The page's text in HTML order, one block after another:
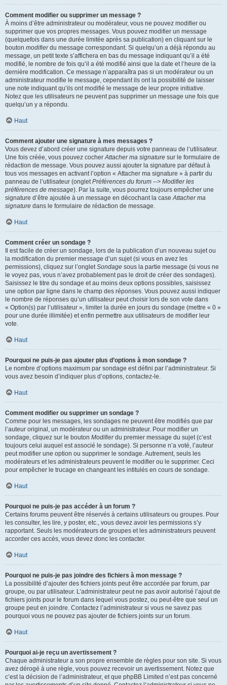
Comment modifier ou supprimer un message ?
À moins d’être administrateur ou modérateur, vous ne pouvez modifier ou
supprimer que vos propres messages. Vous pouvez modifier un message
(quelquefois dans une durée limitée après sa publication) en cliquant sur le
bouton modifierdu message correspondant. Si quelqu’un a déjà répondu au
message, un petit texte s’affichera en bas du message indiquant qu’il a été
modifié, le nombre de fois qu’il a été modifié ainsi que la date et l’heure de la
dernière modification. Ce message n’apparaîtra pas si un modérateur ou un
administrateur modifie le message, cependant ils ont la possibilité de laisser
une note indiquant qu’ils ont modifié le message de leur propre initiative.
Notez que les utilisateurs ne peuvent pas supprimer un message une fois que
quelqu’un y a répondu.
Haut
Comment ajouter une signature à mes messages ?
Vous devez d’abord créer une signature depuis votre panneau de l’utilisateur.
Une fois créée, vous pouvez cocherAttacher ma signature sur le formulaire de
rédaction de message. Vous pouvez aussi ajouter la signature par défaut à
tous vos messages en activant l’option « Attacher ma signature » à partir du
panneau de l’utilisateur (ongletPréférences du forum --> Modifier les
préférences de message). Par la suite, vous pourrez toujours empêcher une
signature d’être ajoutée à un message en décochant la caseAttacher ma
signature dans le formulaire de rédaction de message.
Haut
Comment créer un sondage ?
Il est facile de créer un sondage, lors de la publication d’un nouveau sujet ou
la modification du premier message d’un sujet (si vous en avez les
permissions), cliquez sur l’ongletSondage sous la partie message (si vous ne
le voyez pas, vous n’avez probablement pas le droit de créer des sondages).
Saisissez le titre du sondage et au moins deux options possibles, saisissez
une option par ligne dans le champ des réponses. Vous pouvez aussi indiquer
le nombre de réponses qu’un utilisateur peut choisir lors de son vote dans
« Option(s) par l’utilisateur », limiter la durée en jours du sondage (mettre « 0 »
pour une durée illimitée) et enfin permettre aux utilisateurs de modifier leur
vote.
Haut
Pourquoi ne puis-je pas ajouter plus d’options à mon sondage ?
Le nombre d’options maximum par sondage est défini par l’administrateur. Si
vous avez besoin d’indiquer plus d’options, contactez-le.
Haut
Comment modifier ou supprimer un sondage ?
Comme pour les messages, les sondages ne peuvent être modifiés que par
l’auteur original, un modérateur ou un administrateur. Pour modifier un
sondage, cliquez sur le bouton Modifierdu premier message du sujet (c’est
toujours celui auquel est associé le sondage). Si personne n’a voté, l’auteur
peut modifier une option ou supprimer le sondage. Autrement, seuls les
modérateurs et les administrateurs peuvent le modifier ou le supprimer. Ceci
pour empêcher le trucage en changeant les intitulés en cours de sondage.
Haut
Pourquoi ne puis-je pas accéder à un forum ?
Certains forums peuvent être réservés à certains utilisateurs ou groupes. Pour
les consulter, les lire, y poster, etc., vous devez avoir les permissions s’y
rapportant. Seuls les modérateurs de groupes et les administrateurs peuvent
accorder ces accès, vous devez donc les contacter.
Haut
Pourquoi ne puis-je pas joindre des fichiers à mon message ?
La possibilité d’ajouter des fichiers joints peut être accordée par forum, par
groupe, ou par utilisateur. L’administrateur peut ne pas avoir autorisé l’ajout de
fichiers joints pour le forum dans lequel vous postez, ou peut-être que seul un
groupe peut en joindre. Contactez l’administrateur si vous ne savez pas
pourquoi vous ne pouvez pas ajouter de fichiers joints sur un forum.
Haut
Pourquoi ai-je reçu un avertissement ?
Chaque administrateur a son propre ensemble de règles pour son site. Si vous
avez dérogé à une règle, vous pouvez recevoir un avertissement. Notez que
c’est la décision de l’administrateur, et que phpBB Limited n’est pas concerné